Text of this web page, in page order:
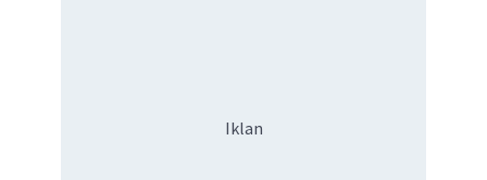
Iklan